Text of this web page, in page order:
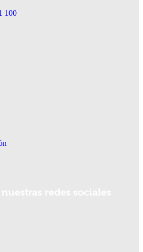
100